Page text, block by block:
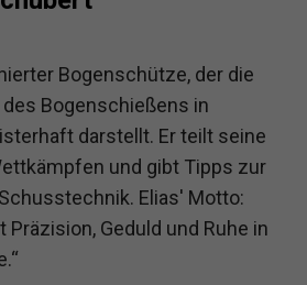
Bogenschütze, der die
Bogenschießens in
darstellt. Er teilt seine
und gibt Tipps zur
Elias' Motto:
Präzision, Geduld und Ruhe in